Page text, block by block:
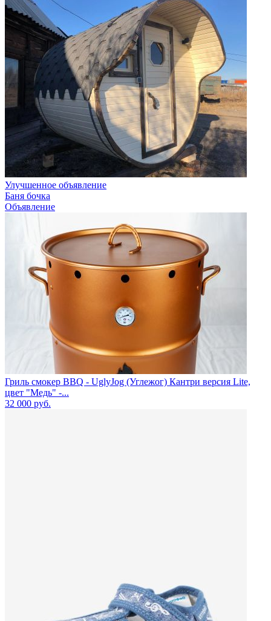
Улучшенное объявление
Баня бочка
Объявление
Гриль смокер BBQ - UglyJog (Углежог) Кантри версия Lite,
цвет "Медь" -...
32 000 руб.